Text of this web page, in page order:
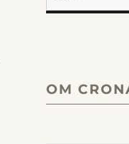
OM